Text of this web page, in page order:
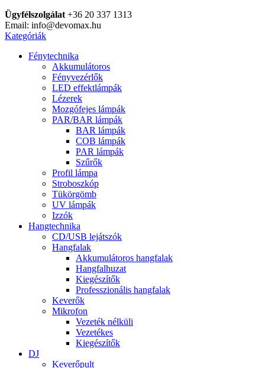
Ügyfélszolgálat +36 20 337 1313
Email: info@devomax.hu
Kategóriák
Fénytechnika
Akkumulátoros
Fényvezérlők
LED effektlámpák
Lézerek
Mozgófejes lámpák
PAR/BAR lámpák
BAR lámpák
COB lámpák
PAR lámpák
Szűrők
Profil lámpa
Stroboszkóp
Tükörgömb
UV lámpák
Izzók
Hangtechnika
CD/USB lejátszók
Hangfalak
Akkumulátoros hangfalak
Hangfalhuzat
Kiegészítők
Professzionális hangfalak
Keverők
Mikrofon
Vezeték nélküli
Vezetékes
Kiegészítők
DJ
Keverőpult